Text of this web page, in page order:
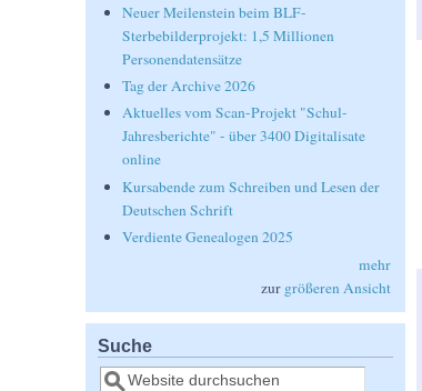
Neuer Meilenstein beim BLF-
Sterbebilderprojekt: 1,5 Millionen
Personendatensätze
Tag der Archive 2026
Aktuelles vom Scan-Projekt "Schul-
Jahresberichte" - über 3400 Digitalisate
online
Kursabende zum Schreiben und Lesen der
Deutschen Schrift
Verdiente Genealogen 2025
mehr
zur größeren Ansicht
Suche
Suche